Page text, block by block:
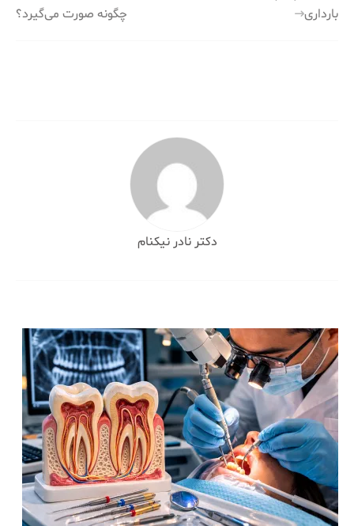
چگونه صورت می‌گیرد؟
بارداری
دکتر نادر نیکنام